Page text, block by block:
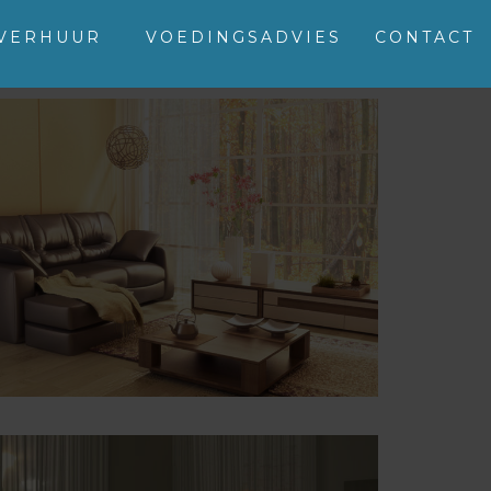
VOEDINGSADVIES CONTACT